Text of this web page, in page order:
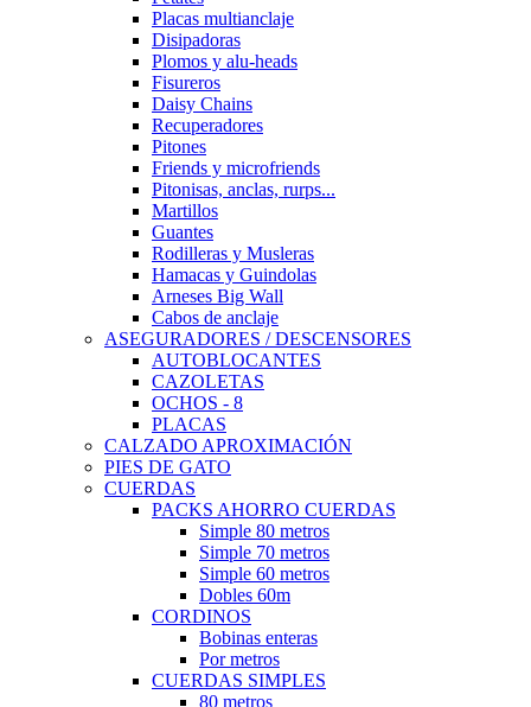
Placas multianclaje
Disipadoras
Plomos y alu-heads
Fisureros
Daisy Chains
Recuperadores
Pitones
Friends y microfriends
Pitonisas, anclas, rurps...
Martillos
Guantes
Rodilleras y Musleras
Hamacas y Guindolas
Arneses Big Wall
Cabos de anclaje
ASEGURADORES / DESCENSORES
AUTOBLOCANTES
CAZOLETAS
OCHOS - 8
PLACAS
CALZADO APROXIMACIÓN
PIES DE GATO
CUERDAS
PACKS AHORRO CUERDAS
Simple 80 metros
Simple 70 metros
Simple 60 metros
Dobles 60m
CORDINOS
Bobinas enteras
Por metros
CUERDAS SIMPLES
80 metros